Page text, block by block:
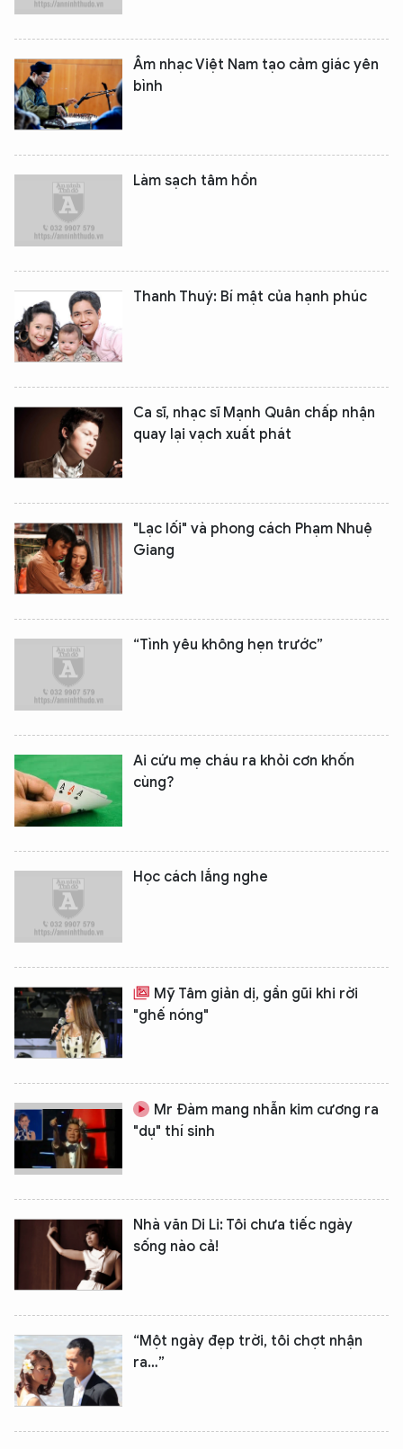
Âm nhạc Việt Nam tạo cảm giác yên
bình
Làm sạch tâm hồn
Thanh Thuý: Bí mật của hạnh phúc
Ca sĩ, nhạc sĩ Mạnh Quân chấp nhận
quay lại vạch xuất phát
"Lạc lối" và phong cách Phạm Nhuệ
Giang
“Tình yêu không hẹn trước”
Ai cứu mẹ cháu ra khỏi cơn khốn
cùng?
Học cách lắng nghe
Mỹ Tâm giản dị, gần gũi khi rời
"ghế nóng"
Mr Đàm mang nhẫn kim cương ra
"dụ" thí sinh
Nhà văn Di Li: Tôi chưa tiếc ngày
sống nào cả!
“Một ngày đẹp trời, tôi chợt nhận
ra…”
XIN CHÀO,
TÔI LÀ CHATBOT CỦA
Hãy hỏi tôi bất kỳ điều gì bạn cần biết về
An Ninh Thủ Đô nhé. Tôi sẵn sàng hỗ trợ!